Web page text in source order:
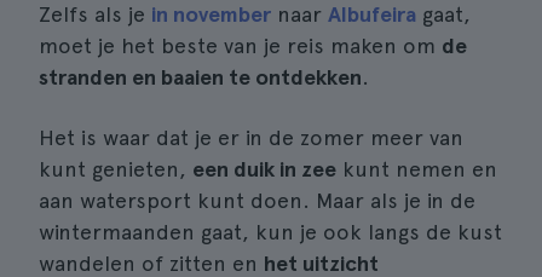
Zelfs als je in november naar Albufeira gaat,
moet je het beste van je reis maken om de
stranden en baaien te ontdekken.
Het is waar dat je er in de zomer meer van
kunt genieten, een duik in zee kunt nemen en
aan watersport kunt doen. Maar als je in de
wintermaanden gaat, kun je ook langs de kust
wandelen of zitten en het uitzicht